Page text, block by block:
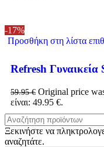
-17%
Προσθήκη στη λίστα
Refresh Γυναικεία
59.95€ Original price
είναι: 49.95 €.
Ξεκινήστε να
αναζητάτε.